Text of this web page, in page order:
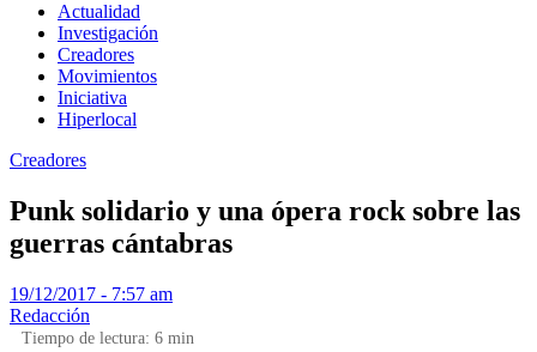
Actualidad
Investigación
Creadores
Movimientos
Iniciativa
Hiperlocal
Creadores
Punk solidario y una ópera rock sobre las
guerras cántabras
19/12/2017 - 7:57 am
Redacción
Tiempo de lectura: 6 min